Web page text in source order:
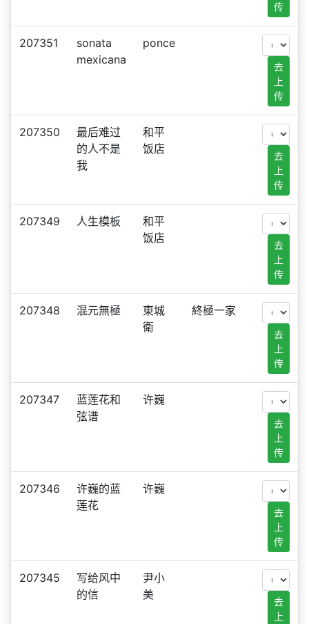
传
207351
sonata
mexicana
ponce
去
上
传
207350
最后难过
的人不是
我
和平
饭店
去
上
传
207349 人生模板
和平
饭店
去
上
传
207348 混元無極
東城
衛
終極一家
去
上
传
207347
蓝莲花和
弦谱
许巍
去
上
传
207346
许巍的蓝
莲花
许巍
去
上
传
207345
写给风中
的信
尹小
美
去
上